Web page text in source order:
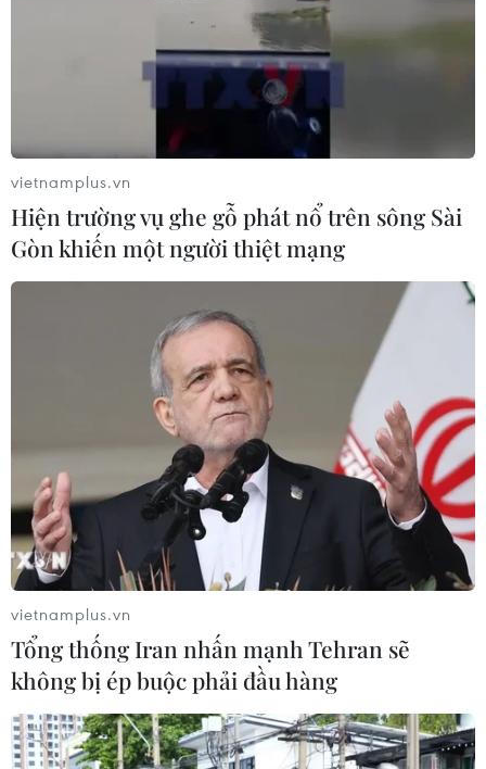
là một trong các thợ lặn tham gia giải cứu đội bóng
thiếu niên, chỉ biết rằng cha anh đã qua đời sau khi rời
khỏi hang Tham Luang.
vietnamplus.vn
Hiện trường vụ ghe gỗ phát nổ trên sông Sài
Gòn khiến một người thiệt mạng
vietnamplus.vn
Tổng thống Iran nhấn mạnh Tehran sẽ
không bị ép buộc phải đầu hàng